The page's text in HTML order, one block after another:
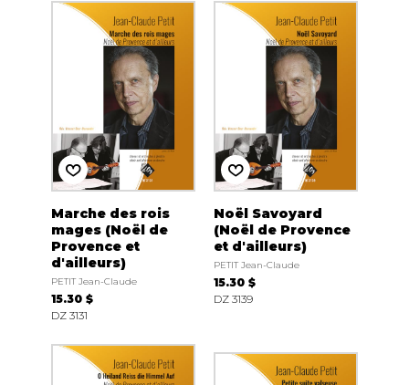
Marche des rois
mages (Noël de
Provence et
d'ailleurs)
PETIT Jean-Claude
15.30 $
DZ 3131
Noël Savoyard
(Noël de Provence
et d'ailleurs)
PETIT Jean-Claude
15.30 $
DZ 3139